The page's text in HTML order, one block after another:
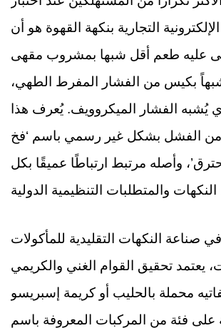
التجارية بنكهة القهوة هو أن
عليه طعم أقل شبها بمشروب مقهى
بكيس من الفشار المفرط الطهي،
يُشبه الفشار الميكروويف. يُعرف هذا
من الفشل بشكل غير رسمي باسم ‘فخ
وأصله مرتبط ارتباطًا عميقًا بكل
في صناعة النكهات التقليدية للمأكولات
يعتمد تحقيق القوام الغني والكريمي
محملة بالحليب أو كريمة إسبريسو
على فئة من المركبات المعروفة باسم